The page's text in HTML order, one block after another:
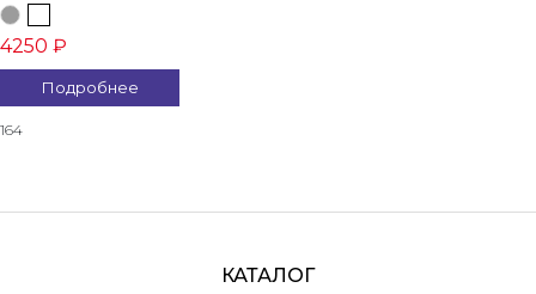
4250 ₽
Подробнее
164
КАТАЛОГ